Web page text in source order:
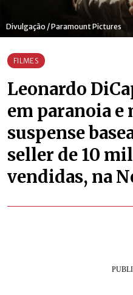
Divulgação / Paramount Pictures
FILMES
Leonardo
em paranoia
suspense
seller de 10
vendidas, na